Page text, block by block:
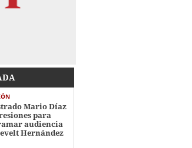
Mario Díaz
para
audiencia
Hernández